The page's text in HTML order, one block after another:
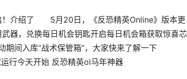
！介绍了 5月20日，《反恐精英Online》版本更
器，兑换每日机会钥匙开启每日机会箱获取惊喜芯
期间入库“战术保管箱”，大家快来了解一下
行今天开始 反恐精英ol马年神器